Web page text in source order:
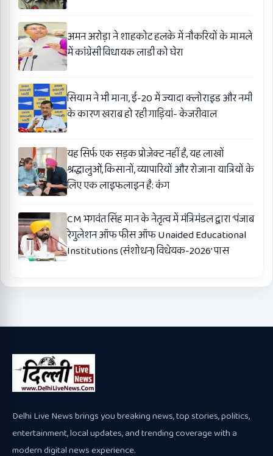
अमन अरोड़ा ने शाहकोट हलके में नौकरियों के मामले
में कांग्रेसी विधायक लाडी को घेरा
सियाम ने भी माना, ई-20 में ज्यादा क्लोराइड और नमी
के कारण खराब हो रही गाड़ियां- केजरीवाल
यह सिर्फ एक सड़क प्रोजेक्ट नहीं है, यह लाखों
श्रद्धालुओं, किसानों, व्यापारियों और रोजाना यात्रियों के
लिए एक लाइफलाइन है: कंग
CM भगवंत सिंह मान के नेतृत्व में मंत्रिमंडल द्वारा ‘पंजाब
रेगुलेशन ऑफ फीस ऑफ Unaided Educational
Institutions (संशोधन) विधेयक-2026’ पास
Delhi Live News brings you breaking news, top stories, politics,
entertainment, local updates, and trending coverage with a
modern digital news experience.